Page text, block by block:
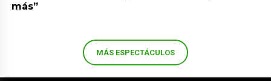
más”
MÁS ESPECTÁCULOS